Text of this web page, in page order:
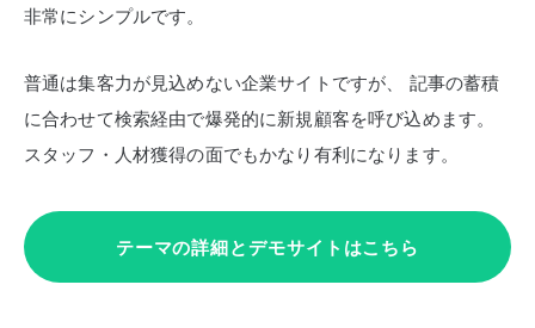
非常にシンプルです。
普通は集客力が見込めない企業サイトですが、
記事の蓄積
に合わせて検索経由で爆発的に新規顧客を呼び込めます。
スタッフ・人材獲得の面でもかなり有利になります。
テーマの詳細とデモサイトはこちら